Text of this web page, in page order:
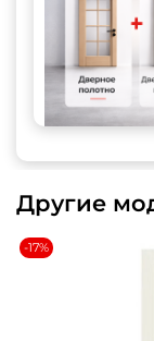
Другие
-17%